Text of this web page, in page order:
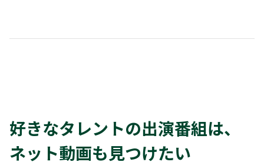
好きなタレントの出演番組は、
ネット動画も見つけたい